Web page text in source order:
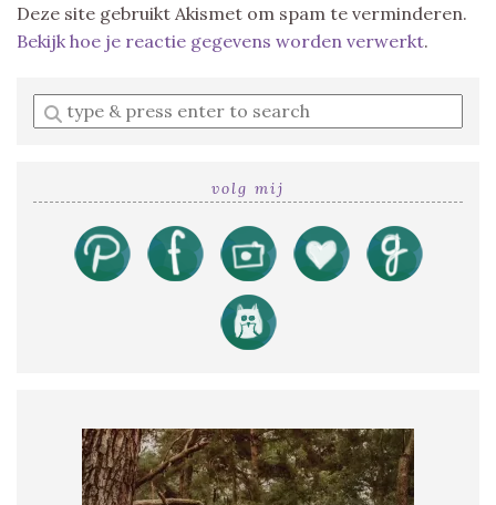
Deze site gebruikt Akismet om spam te verminderen.
Bekijk hoe je reactie gegevens worden verwerkt.
Enter
a
volg mij